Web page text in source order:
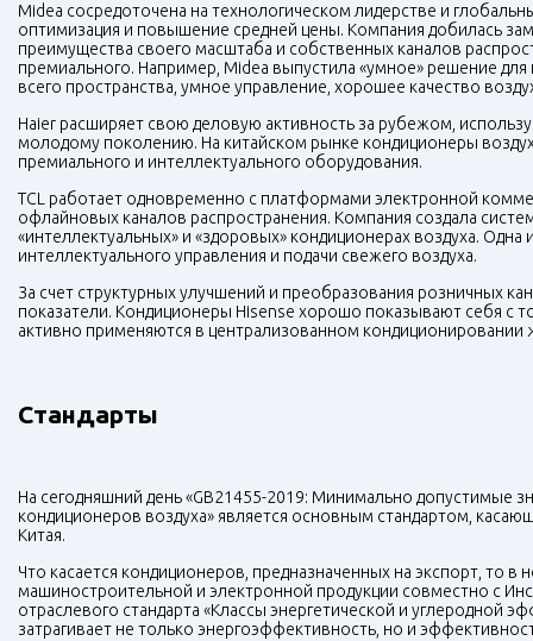
Midea сосредоточена на технологическом лидерстве и
оптимизация и повышение средней цены. Компания добилась
преимущества своего масштаба и собственных каналов
премиального. Например, Midea выпустила «умное» решение
всего пространства, умное управление, хорошее качество
Haier расширяет свою деловую активность за рубежом,
молодому поколению. На китайском рынке кондиционеры
премиального и интеллектуального оборудования.
TCL работает одновременно с платформами электронной
офлайновых каналов распространения. Компания создала
«интеллектуальных» и «здоровых» кондиционерах воздуха.
интеллектуального управления и подачи свежего воздуха.
За счет структурных улучшений и преобразования розничных
показатели. Кондиционеры Hisense хорошо показывают себя с
активно применяются в централизованном кондиционировании
Стандарты
На сегодняшний день «GB21455-2019: Минимально допустимые
кондиционеров воздуха» является основным стандартом,
Китая.
Что касается кондиционеров, предназначенных на экспорт, то в
машиностроительной и электронной продукции совместно с
отраслевого стандарта «Классы энергетической и углеродной
затрагивает не только энергоэффективность, но и